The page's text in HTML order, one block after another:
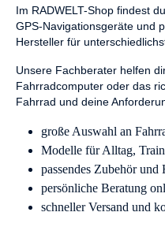
Im RADWELT-Shop findest
GPS-Navigationsgeräte und
Hersteller für
Unsere Fachberater helfen
Fahrradcomputer oder das
Fahrrad und deine
große Auswahl an
Modelle für Alltag,
passendes Zubehör und
persönliche Beratung
schneller Versand und